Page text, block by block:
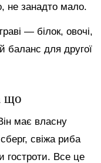
не занадто мало.
— білок, овочі,
баланс для другої
що
має власну
свіжа риба
гостроти. Все це